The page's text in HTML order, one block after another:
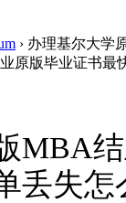
› 办理基尔大学
原版毕业证书
MBA
丢失